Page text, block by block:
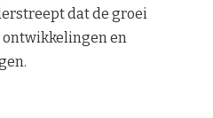
dat de groei
ontwikkelingen en